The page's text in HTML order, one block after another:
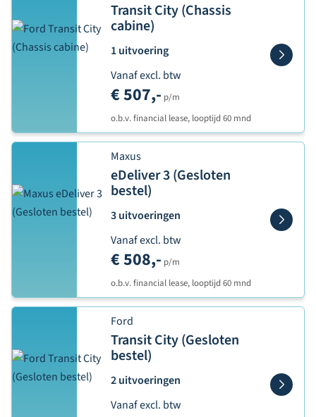
Transit City (Chassis
cabine)
1 uitvoering
Vanaf excl. btw
€ 507,- p/m
o.b.v. financial lease, looptijd 60 mnd
Maxus
eDeliver 3 (Gesloten
bestel)
3 uitvoeringen
Vanaf excl. btw
€ 508,- p/m
o.b.v. financial lease, looptijd 60 mnd
Ford
Transit City (Gesloten
bestel)
2 uitvoeringen
Vanaf excl. btw